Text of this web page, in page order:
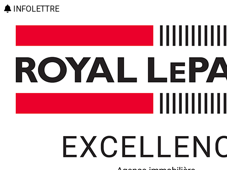
INFOLETTRE